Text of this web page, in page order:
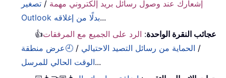
إشعارك عند وصول رسائل بريد إلكتروني مهمة / تصغير
Outlook بدلًا من إغلاقه...
👍
عجائب النقرة الواحدة: الرد على الجميع مع المرفقات
/ الحماية من رسائل التصيد الاحتيالي / 🕘عرض منطقة
الوقت الحالي للمرسل...